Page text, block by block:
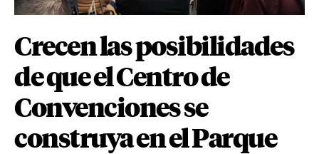
Crecen las posibilidades
de que el Centro de
Convenciones se
construya en el Parque